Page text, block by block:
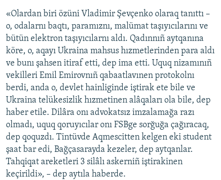
«Olardan biri özüni Vladimir Şevçenko olaraq tanıttı –
o, odalarnı baqtı, paramıznı, malümat taşıyıcılarını ve
bütün elektron taşıyıcılarnı aldı. Qadınnıñ aytqanına
köre, o, aqayı Ukraina mahsus hızmetlerinden para aldı
ve bunı şahsen itiraf etti, dep ima etti. Uquq nizamınıñ
vekilleri Emil Emirovnıñ qabaatlavınen protokolnı
berdi, anda o, devlet hainliginde iştirak ete bile ve
Ukraina telükesizlik hızmetinen alâqaları ola bile, dep
haber etile. Dilâra onı advokatsız imzalamağa razı
olmadı, uquq qoruyıcılar onı FSBge sorğuğa çağıracaq,
dep qoquzdı. Tintüvde Aqmescitten kelgen eki student
şaat bar edi, Bağçasarayda kezeler, dep aytqanlar.
Tahqiqat areketleri 3 silâlı askerniñ iştirakinen
keçirildi», – dep aytıla haberde.